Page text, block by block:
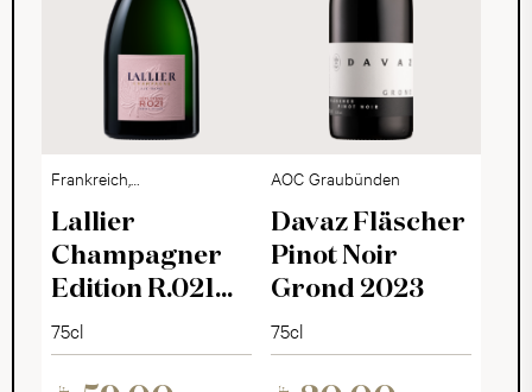
Frankreich,
Champagne
Lallier
Champagner
Edition R.021
Rosé Brut
75cl
AOC Graubünden
Davaz Fläscher
Pinot Noir
Grond 2023
75cl